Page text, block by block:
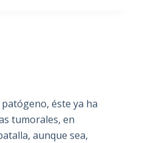
éste ya ha
tumorales, en
aunque sea,